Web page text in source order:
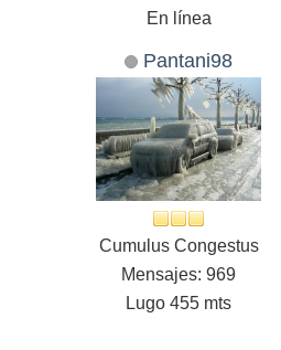
En línea
Pantani98
Cumulus Congestus
Mensajes: 969
Lugo 455 mts